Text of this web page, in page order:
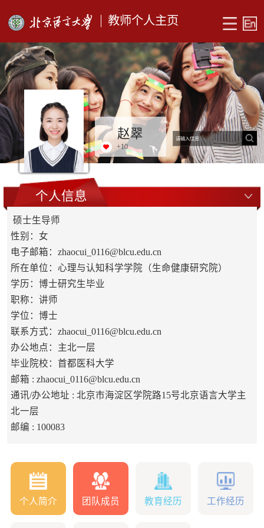
教师个人主页
赵翠
+10
个人信息
硕士生导师
性别：女
电子邮箱： zhaocui_0116@blcu.edu.cn
所在单位：心理与认知科学学院（生命健康研究院）
学历：博士研究生毕业
职称：讲师
学位：博士
联系方式： zhaocui_0116@blcu.edu.cn
办公地点：主北一层
毕业院校：首都医科大学
邮箱 : zhaocui_0116@blcu.edu.cn
通讯/办公地址 : 北京市海淀区学院路15号北京语言大学主
北一层
邮编 : 100083
个人简介 团队成员 教育经历 工作经历